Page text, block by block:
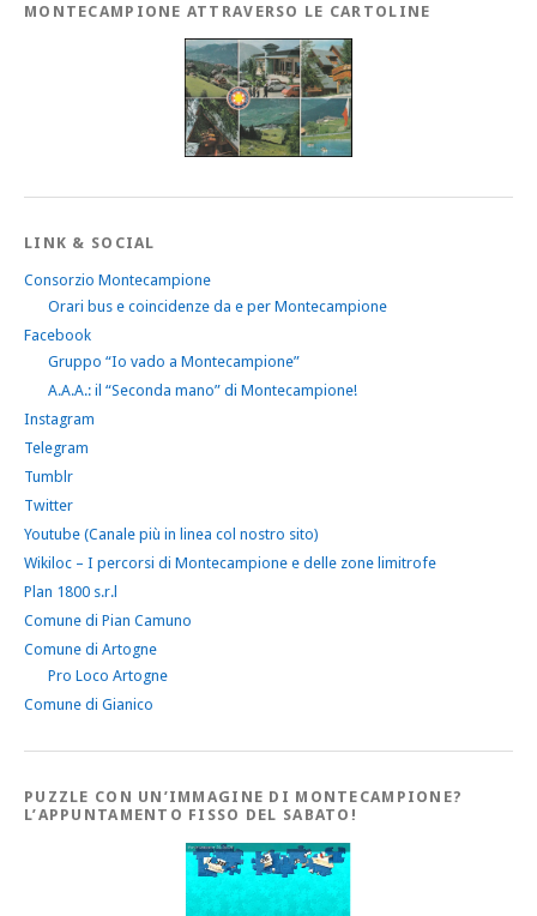
MONTECAMPIONE ATTRAVERSO LE CARTOLINE
LINK & SOCIAL
Consorzio Montecampione
Orari bus e coincidenze da e per Montecampione
Facebook
Gruppo “Io vado a Montecampione”
A.A.A.: il “Seconda mano” di Montecampione!
Instagram
Telegram
Tumblr
Twitter
Youtube (Canale più in linea col nostro sito)
Wikiloc – I percorsi di Montecampione e delle zone limitrofe
Plan 1800 s.r.l
Comune di Pian Camuno
Comune di Artogne
Pro Loco Artogne
Comune di Gianico
PUZZLE CON UN’IMMAGINE DI MONTECAMPIONE?
L’APPUNTAMENTO FISSO DEL SABATO!